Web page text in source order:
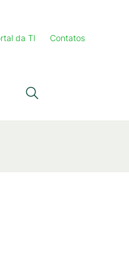
da TI Contatos